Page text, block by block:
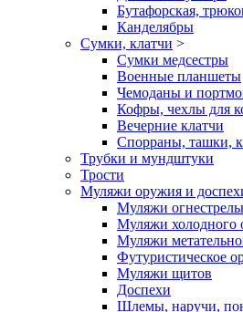
Бутафорская,
Канделябры
Сумки, клатчи >
Сумки медсестры
Военные планшеты
Чемоданы и
Кофры, чехлы для
Вечерние клатчи
Спорраны, ташки,
Трубки и мундштуки
Трости
Муляжи оружия и
Муляжи
Муляжи холодного
Муляжи
Футуристическое
Муляжи щитов
Доспехи
Шлемы, наручи,